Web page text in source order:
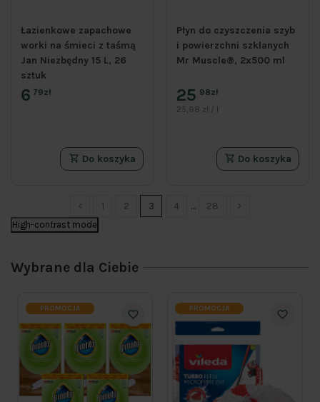
Łazienkowe zapachowe
worki na śmieci z taśmą
Jan Niezbędny 15 L, 26
sztuk
6 79zł
Do koszyka
Płyn do czyszczenia szyb
i powierzchni szklanych
Mr Muscle®, 2x500 ml
25 98zł
25,98 zł / l
Do koszyka
1 2 3 4 …
28
High-contrast mode
Wybrane dla Ciebie
PROMOCJA PROMOCJA